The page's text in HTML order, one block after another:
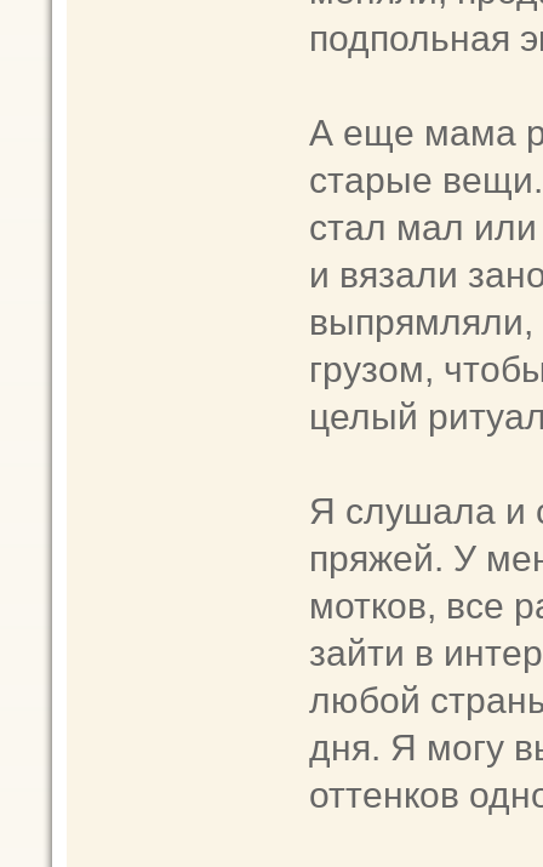
подпольная
А еще мама
старые
стал мал
и вязали
грузом,
целый
Я слушала и
пряжей. У
мотков, все
зайти в
любой
дня. Я могу
оттенков